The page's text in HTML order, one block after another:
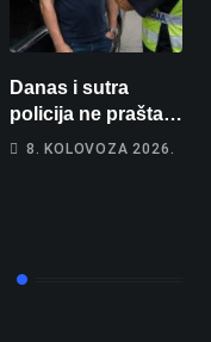
Danas i sutra
policija ne prašta:
Na cestama su
8. KOLOVOZA 2026.